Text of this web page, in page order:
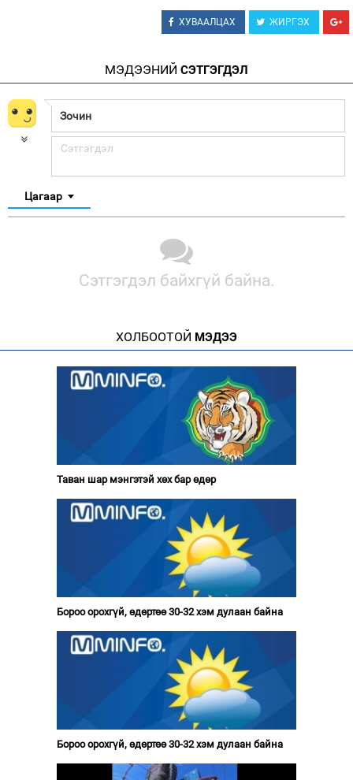
ХУВААЛЦАХ ЖИРГЭХ
МЭДЭЭНИЙ СЭТГЭГДЭЛ
Цагаар
Сэтгэгдэл байхгүй байна.
ХОЛБООТОЙ МЭДЭЭ
Таван шар мэнгэтэй хөх бар өдөр
Бороо орохгүй, өдөртөө 30-32 хэм дулаан байна
Бороо орохгүй, өдөртөө 30-32 хэм дулаан байна